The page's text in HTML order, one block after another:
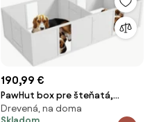
190,99 €
PawHut box pre šteňatá,
šteňací hrací kút, šteňací pen s
Drevená, na doma